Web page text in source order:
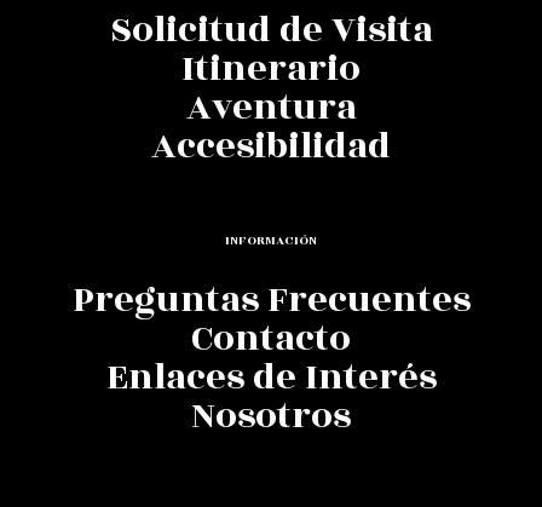
Solicitud de Visita
Itinerario
Aventura
Accesibilidad
INFORMACIÓN
Preguntas Frecuentes
Contacto
Enlaces de Interés
Nosotros